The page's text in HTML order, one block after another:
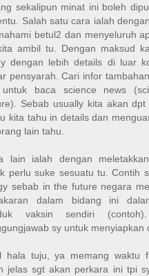
sekalipun minat ini boleh
Salah satu cara ialah
betul2 dan menyeluruh
ambil tu. Dengan maksud
dengan lebih details di luar
pensyarah. Cari infor
baca science news
Sebab usually kita akan
kita tahu in details dan
lain tahu.
lain ialah dengan
perlu suke sesuatu tu. Contih
sebab in the future negara
dalam bidang ini
vaksin sendiri
sy untuk menyiapkan
hala tuju, ya memang waktu
jelas sgt akan perkara ini tpi